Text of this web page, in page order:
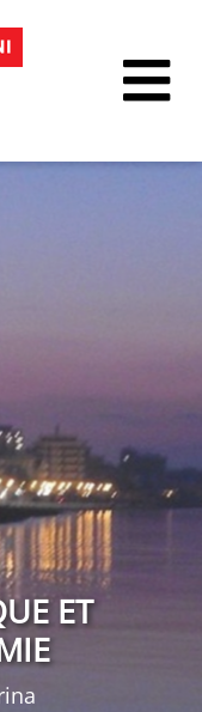
ET